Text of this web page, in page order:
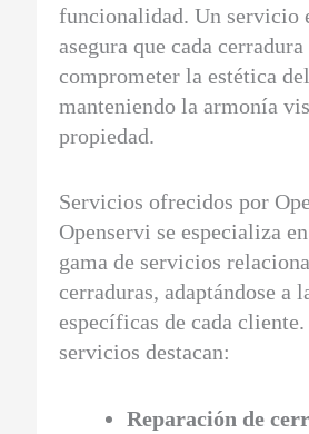
funcionalidad. Un servicio
asegura que cada
comprometer la estética
manteniendo la armonía
propiedad.
Servicios ofrecidos por
Openservi se especializa
gama de servicios
cerraduras, adaptándose a
específicas de cada cliente.
servicios destacan:
Reparación de